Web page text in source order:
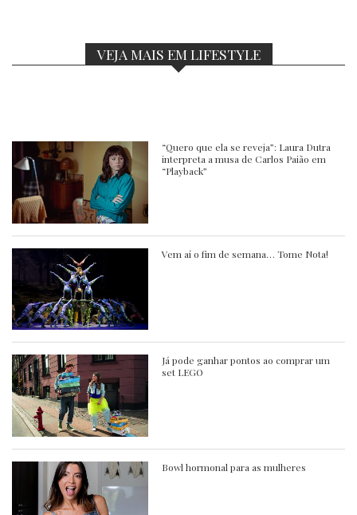
VEJA MAIS EM LIFESTYLE
“Quero que ela se reveja”: Laura Dutra
interpreta a musa de Carlos Paião em
“Playback”
Vem aí o fim de semana… Tome Nota!
Já pode ganhar pontos ao comprar um
set LEGO
Bowl hormonal para as mulheres